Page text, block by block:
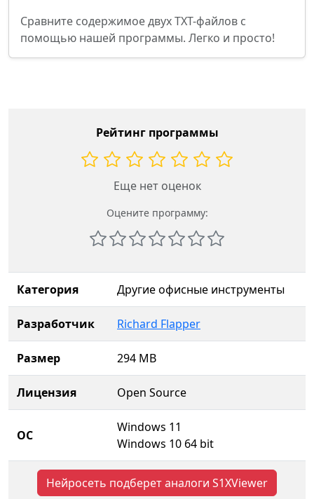
Сравните содержимое двух TXT-файлов с
помощью нашей программы. Легко и просто!
Рейтинг программы
Еще нет оценок
Оцените программу:
Категория Другие офисные инструменты
Разработчик Richard Flapper
Размер 294 MB
Лицензия Open Source
ОС
Windows 11
Windows 10 64 bit
Нейросеть подберет аналоги S1XViewer